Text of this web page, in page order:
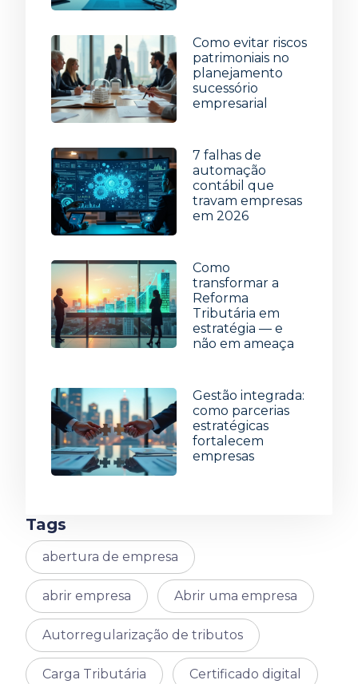
Como evitar riscos
patrimoniais no
planejamento
sucessório
empresarial
7 falhas de
automação
contábil que
travam empresas
em 2026
Como
transformar a
Reforma
Tributária em
estratégia — e
não em ameaça
Gestão integrada:
como parcerias
estratégicas
fortalecem
empresas
Tags
abertura de empresa
abrir empresa Abrir uma empresa
Autorregularização de tributos
Carga Tributária Certificado digital